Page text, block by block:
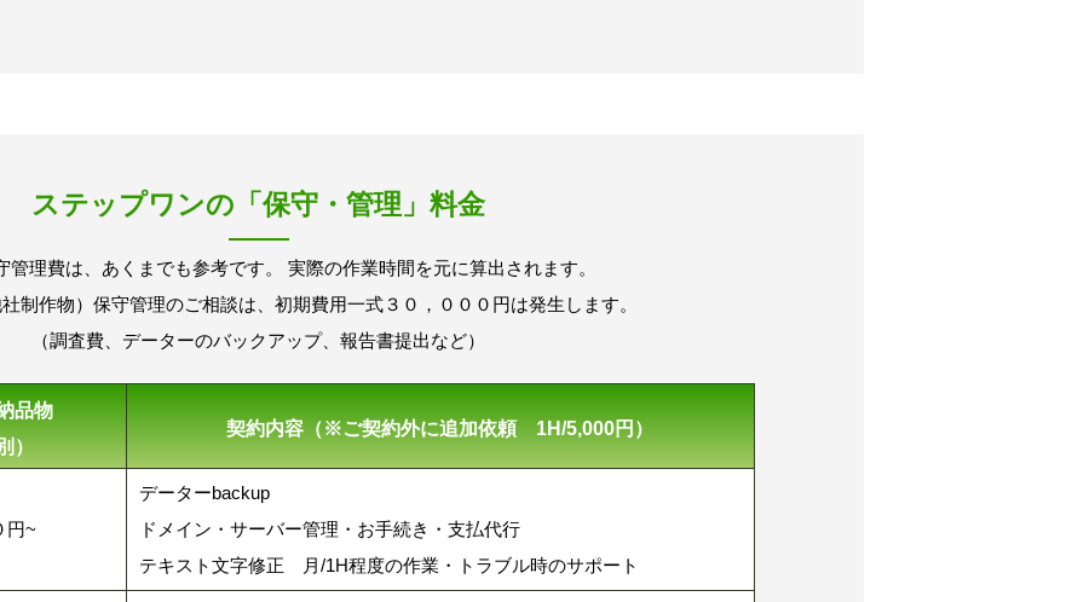
ステップワンの「保守・管理」料金
管理費は、あくまでも参考です。 実際の作業時間を元に算出されます。
制作物）保守管理のご相談は、初期費用一式３０，０００円は発生します。
（調査費、データーのバックアップ、報告書提出など）
品物
）
契約内容（※ご契約外に追加依頼 1H/5,000円）
円~
データーbackup
ドメイン・サーバー管理・お手続き・支払代行
テキスト文字修正 月/1H程度の作業・トラブル時のサポート